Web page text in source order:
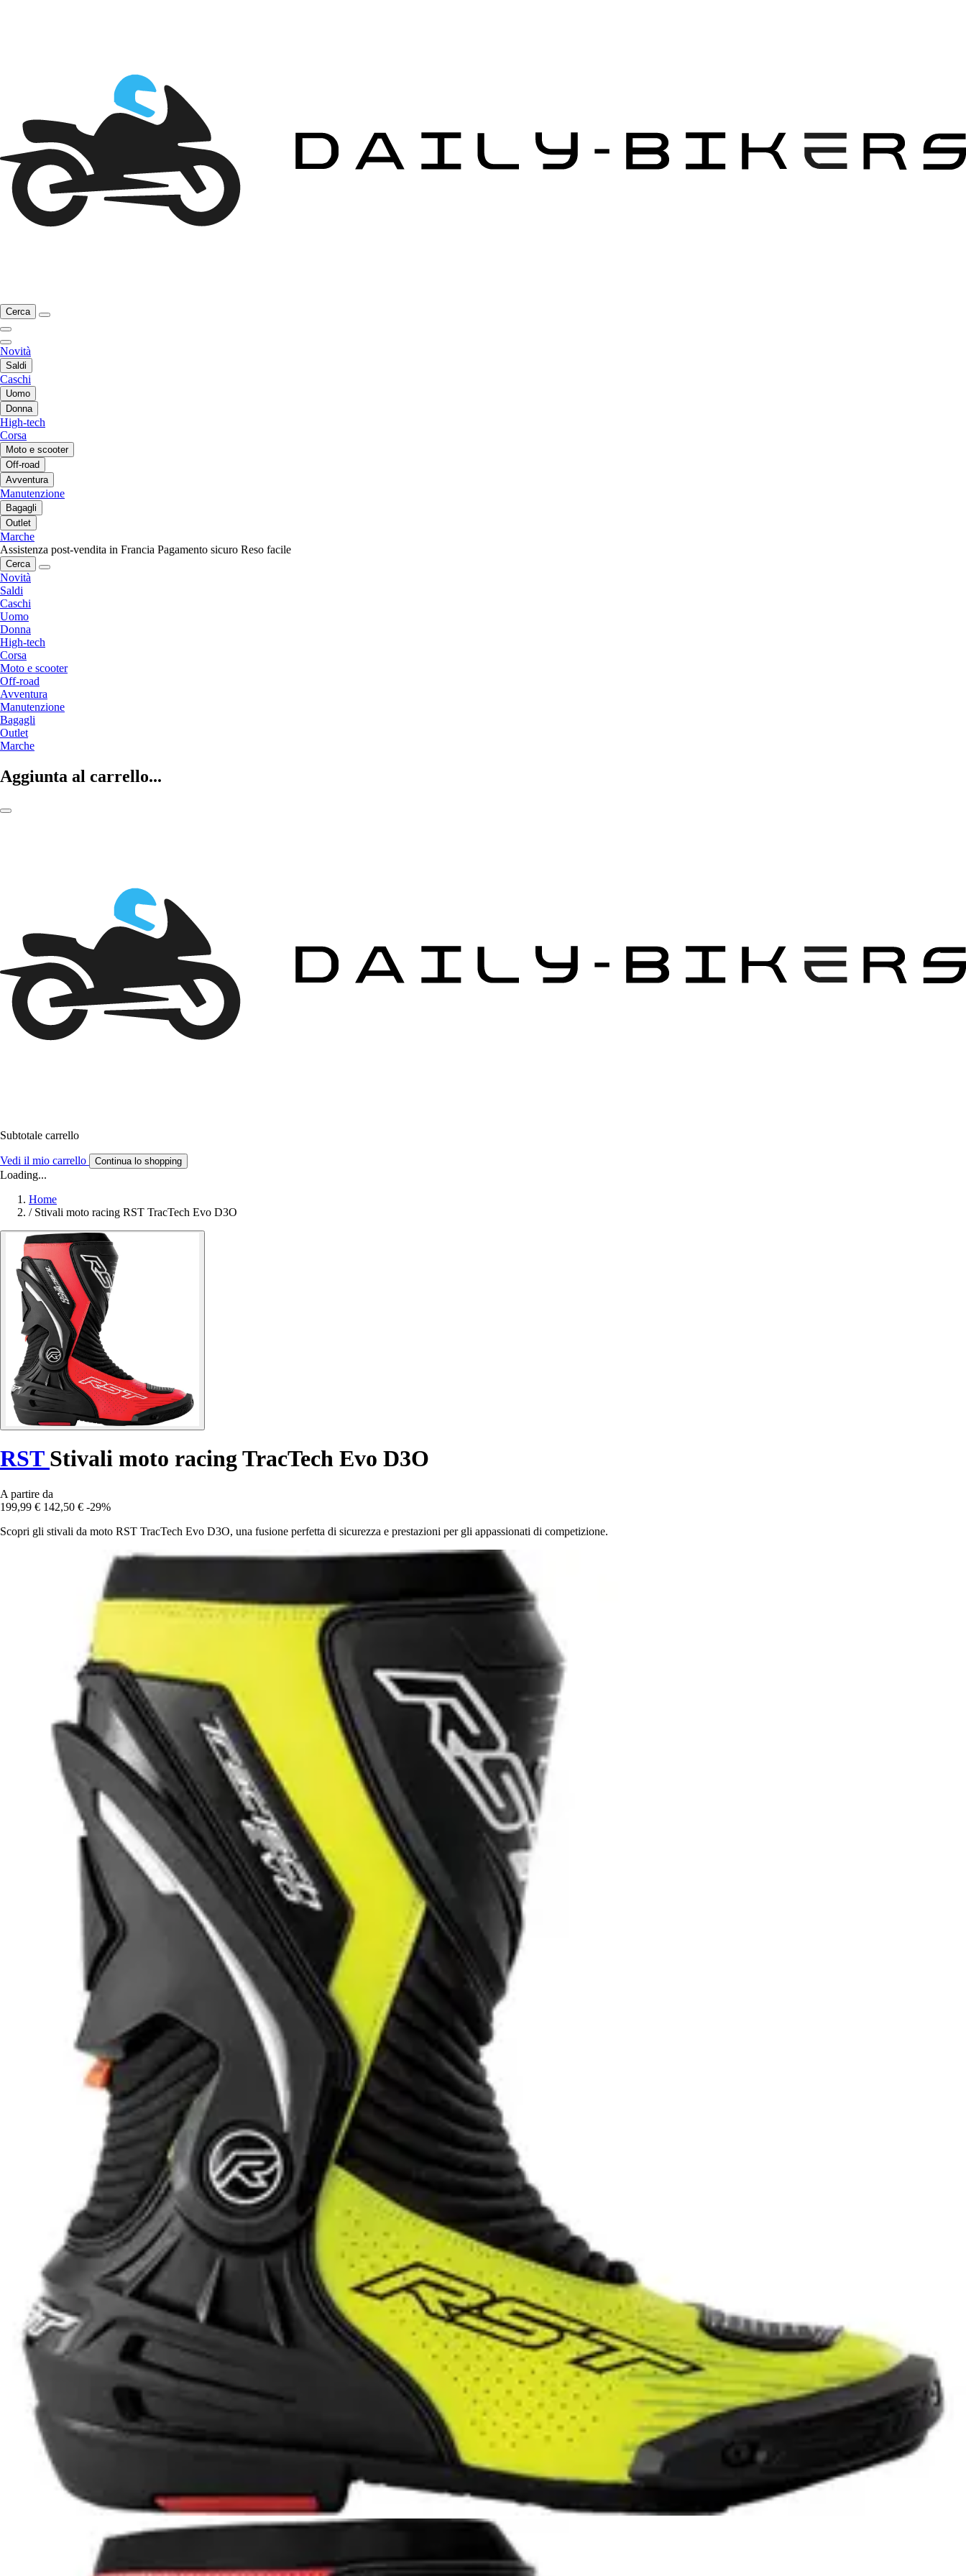
Cerca
Novità
Saldi
Caschi
Uomo
Donna
High-tech
Corsa
Moto e scooter
Off-road
Avventura
Manutenzione
Bagagli
Outlet
Marche
Assistenza post-vendita in Francia Pagamento sicuro Reso facile
Cerca
Novità
Saldi
Caschi
Uomo
Donna
High-tech
Corsa
Moto e scooter
Off-road
Avventura
Manutenzione
Bagagli
Outlet
Marche
Aggiunta al carrello...
Subtotale carrello
Vedi il mio carrello Continua lo shopping
Loading...
Home
/ Stivali moto racing RST TracTech Evo D3O
RST Stivali moto racing TracTech Evo D3O
A partire da
199,99 € 142,50 € -29%
Scopri gli stivali da moto RST TracTech Evo D3O, una fusione perfetta di sicurezza e prestazioni per gli appassionati di competizione.